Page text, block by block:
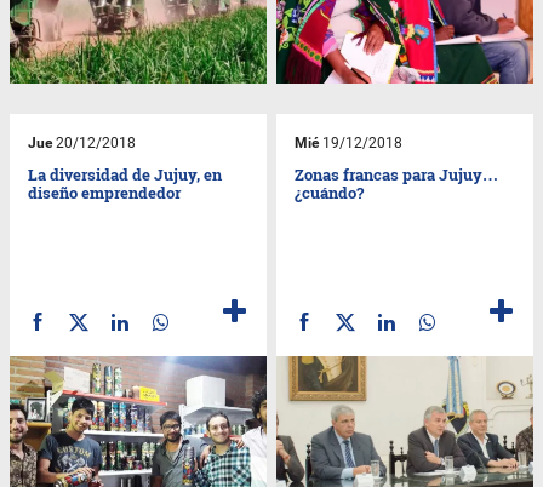
Jue20/12/2018
La diversidad de Jujuy, en
diseño emprendedor
Mié19/12/2018
Zonas francas para Jujuy…
¿cuándo?